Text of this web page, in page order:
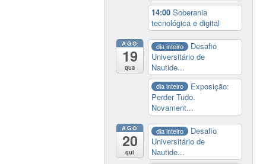
14:00Soberania
tecnológica e digital
AGO
19
qua
dia inteiro
Desafio
Universitário de
Nautide...
dia inteiro
Exposição:
Perder Tudo.
Novament...
AGO
20
qui
dia inteiro
Desafio
Universitário de
Nautide...